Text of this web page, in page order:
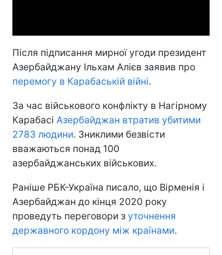
Після підписання мирної угоди президент
Азербайджану Ільхам Алієв заявив про
перемогу в Карабаській війні.
За час військового конфлікту в Нагірному
Карабасі Азербайджан втратив убитими
2783 людини. Зниклими безвісти
вважаються понад 100
азербайджанських військових.
Раніше РБК-Україна писало, що Вірменія і
Азербайджан до кінця 2020 року
проведуть переговори з уточнення
державного кордону між країнами.